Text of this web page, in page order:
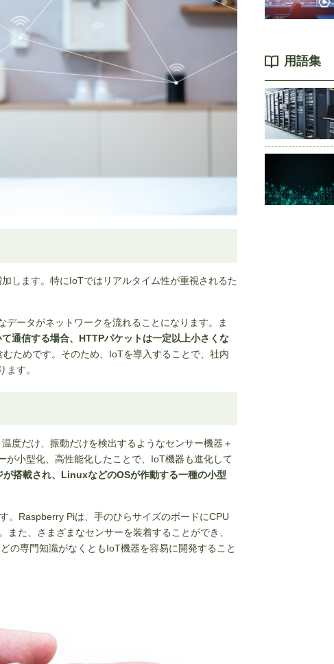
します。特にIoTではリアルタイム性が重視されるた
ータがネットワークを流れることになります。ま
通信する場合、HTTPパケットは一定以上小さくな
ためです。そのため、IoTを導入することで、社内
す。
度だけ、振動だけを検出するようなセンサー機器＋
小型化、高性能化したことで、IoT機器も進化して
搭載され、LinuxなどのOSが作動する一種の小型
。Raspberry Piは、手のひらサイズのボードにCPU
た、さまざまなセンサーを装着することができ、
の専門知識がなくともIoT機器を容易に開発すること
用語集